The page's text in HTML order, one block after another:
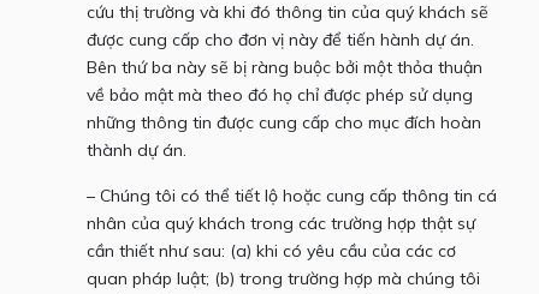
cứu thị trường và khi đó thông tin của quý khách sẽ
được cung cấp cho đơn vị này để tiến hành dự án.
Bên thứ ba này sẽ bị ràng buộc bởi một thỏa thuận
về bảo mật mà theo đó họ chỉ được phép sử dụng
những thông tin được cung cấp cho mục đích hoàn
thành dự án.
– Chúng tôi có thể tiết lộ hoặc cung cấp thông tin cá
nhân của quý khách trong các trường hợp thật sự
cần thiết như sau: (a) khi có yêu cầu của các cơ
quan pháp luật; (b) trong trường hợp mà chúng tôi